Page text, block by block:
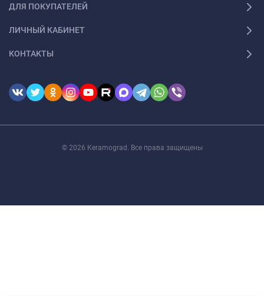
ДЛЯ ПОКУПАТЕЛЕЙ
ЛИЧНЫЙ КАБИНЕТ
КОНТАКТЫ
© 2026 Keramograd. Все права защищены